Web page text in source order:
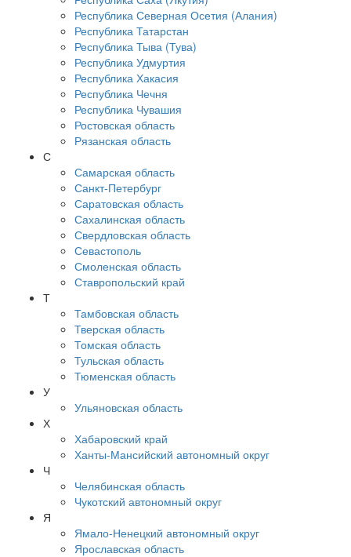
Республика Северная Осетия (Алания)
Республика Татарстан
Республика Тыва (Тува)
Республика Удмуртия
Республика Хакасия
Республика Чечня
Республика Чувашия
Ростовская область
Рязанская область
С
Самарская область
Санкт-Петербург
Саратовская область
Сахалинская область
Свердловская область
Севастополь
Смоленская область
Ставропольский край
Т
Тамбовская область
Тверская область
Томская область
Тульская область
Тюменская область
У
Ульяновская область
Х
Хабаровский край
Ханты-Мансийский автономный округ
Ч
Челябинская область
Чукотский автономный округ
Я
Ямало-Ненецкий автономный округ
Ярославская область